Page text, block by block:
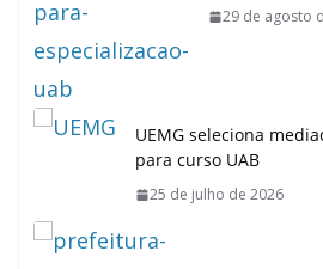
29 de agosto
UEMG seleciona
para curso UAB
25 de julho de 2026